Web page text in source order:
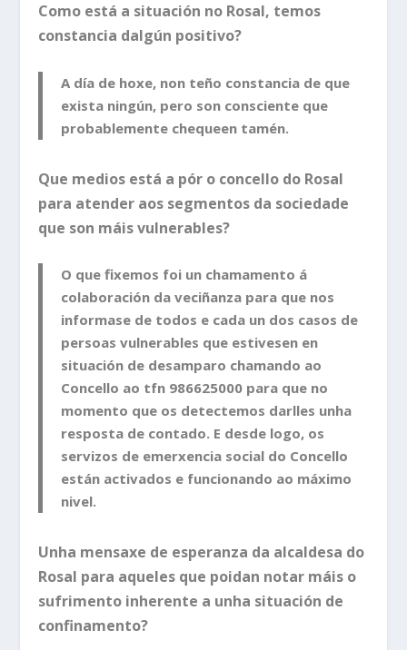
Como está a situación no Rosal, temos
constancia dalgún positivo?
A día de hoxe, non teño constancia de que
exista ningún, pero son consciente que
probablemente chequeen tamén.
Que medios está a pór o concello do Rosal
para atender aos segmentos da sociedade
que son máis vulnerables?
O que fixemos foi un chamamento á
colaboración da veciñanza para que nos
informase de todos e cada un dos casos de
persoas vulnerables que estivesen en
situación de desamparo chamando ao
Concello ao tfn 986625000 para que no
momento que os detectemos darlles unha
resposta de contado. E desde logo, os
servizos de emerxencia social do Concello
están activados e funcionando ao máximo
nivel.
Unha mensaxe de esperanza da alcaldesa do
Rosal para aqueles que poidan notar máis o
sufrimento inherente a unha situación de
confinamento?